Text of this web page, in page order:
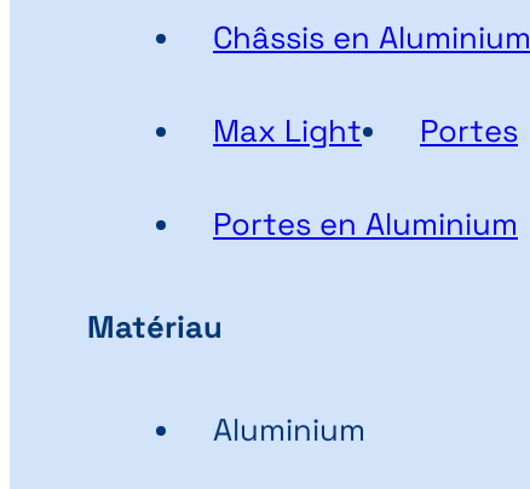
Châssis en Aluminium
Max Light Portes
Portes en Aluminium
Matériau
Aluminium